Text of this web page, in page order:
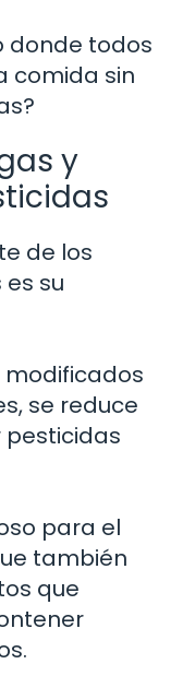
donde todos
comida sin
y
de los
su
modificados
se reduce
para el
también
que